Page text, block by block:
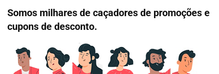
Somos milhares de caçadores de promoções e
cupons de desconto.